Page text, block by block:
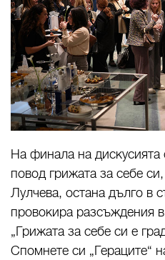
На финала на дискусията
повод грижата за себе
Лулчева, остана дълго в
провокира разсъждения
„Грижата за себе си е
Спомнете си „Гераците“